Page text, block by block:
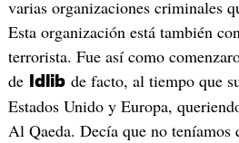
varias organizaciones criminales
Esta organización está también
terrorista. Fue así como
de
Idlibde facto, al tiempo que
Estados Unido y Europa,
Al Qaeda. Decía que no teníamos